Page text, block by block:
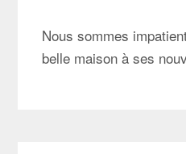
Nous sommes
belle maison à ses